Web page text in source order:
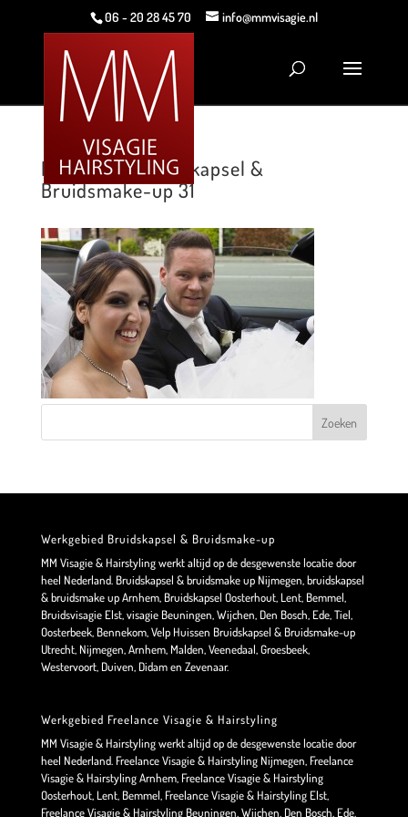
06 - 20 28 45 70 info@mmvisagie.nl
MMVisagie Bruidskapsel &
Bruidsmake-up 31
Werkgebied Bruidskapsel & Bruidsmake-up
MM Visagie & Hairstyling werkt altijd op de desgewenste locatie door
heel Nederland. Bruidskapsel & bruidsmake up Nijmegen, bruidskapsel
& bruidsmake up Arnhem, Bruidskapsel Oosterhout, Lent, Bemmel,
Bruidsvisagie Elst, visagie Beuningen, Wijchen, Den Bosch, Ede, Tiel,
Oosterbeek, Bennekom, Velp Huissen Bruidskapsel & Bruidsmake-up
Utrecht, Nijmegen, Arnhem, Malden, Veenedaal, Groesbeek,
Westervoort, Duiven, Didam en Zevenaar.
Werkgebied Freelance Visagie & Hairstyling
MM Visagie & Hairstyling werkt altijd op de desgewenste locatie door
heel Nederland. Freelance Visagie & Hairstyling Nijmegen, Freelance
Visagie & Hairstyling Arnhem, Freelance Visagie & Hairstyling
Oosterhout, Lent, Bemmel, Freelance Visagie & Hairstyling Elst,
Freelance Visagie & Hairstyling Beuningen, Wijchen, Den Bosch, Ede,